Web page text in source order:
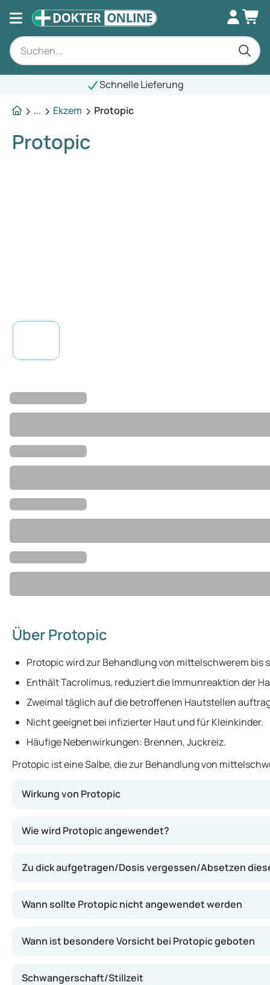
Schnelle Lieferung
...
Ekzem Protopic
Protopic
Über Protopic
Protopic wird zur Behandlung von mittelschwerem bis
Enthält Tacrolimus, reduziert die Immunreaktion der
Zweimal täglich auf die betroffenen Hautstellen
Nicht geeignet bei infizierter Haut und für Kleinkinder.
Häufige Nebenwirkungen: Brennen, Juckreiz.
Protopic ist eine Salbe, die zur Behandlung von
Wirkung von Protopic
Wie wird Protopic angewendet?
Zu dick aufgetragen/Dosis vergessen/Absetzen
Wann sollte Protopic nicht angewendet werden
Wann ist besondere Vorsicht bei Protopic geboten
Schwangerschaft/Stillzeit